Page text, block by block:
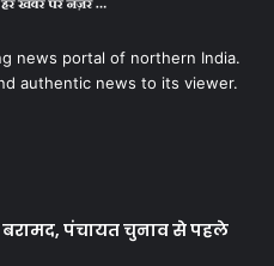
news portal of northern India.
authentic news to its viewer.
बरामद, पंचायत चुनाव से पहले